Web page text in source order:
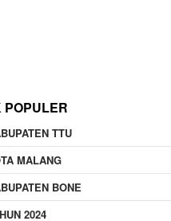
POPULER
TTU
MALANG
BONE
2024